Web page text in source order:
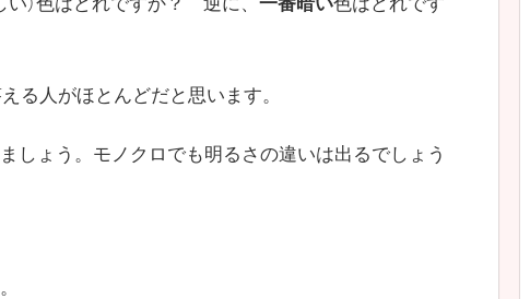
える人がほとんどだと思います。
しょう。モノクロでも明るさの違いは出るでしょう